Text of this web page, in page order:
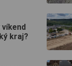
víkend
kraj?